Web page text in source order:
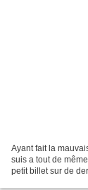
Ayant fait la
suis a tout de
petit billet sur de